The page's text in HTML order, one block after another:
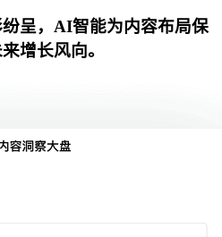
呈，AI智能为内容布局保
增长风向。